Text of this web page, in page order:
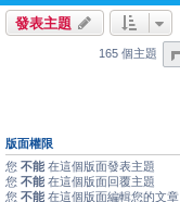
發表主題
165 個主題
版面權限
您 不能 在這個版面發表主題
您 不能 在這個版面回覆主題
您 不能 在這個版面編輯您的文章